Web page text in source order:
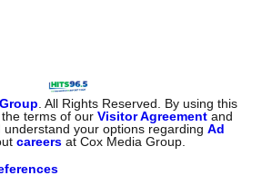
. All Rights Reserved. By using this
the terms of ourVisitor Agreement and
understand your options regardingAd
careers at Cox Media Group.